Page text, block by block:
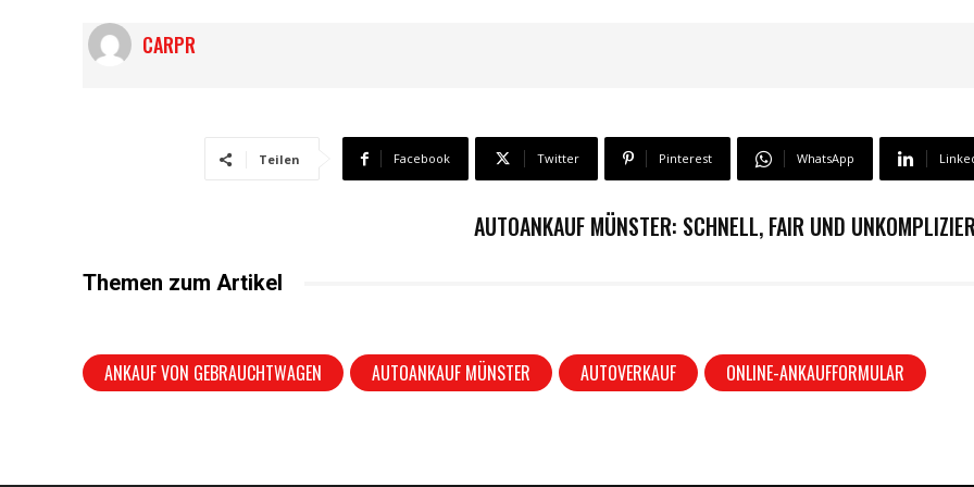
CARPR
Teilen Facebook Twitter Pinterest WhatsApp
AUTOANKAUF MÜNSTER: SCHNELL, FAIR UND
Themen zum Artikel
ANKAUF VON GEBRAUCHTWAGEN AUTOANKAUF MÜNSTER AUTOVERKAUF ONLINE-ANKAUFFORMULAR